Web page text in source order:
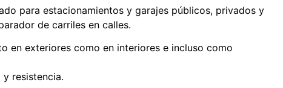
para estacionamientos y garajes públicos, privados y
de carriles en calles.
en exteriores como en interiores e incluso como
resistencia.